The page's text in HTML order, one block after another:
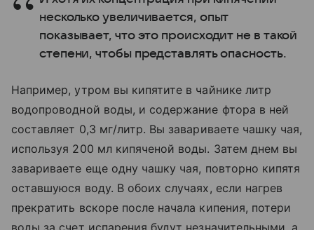
несколько увеличивается, опыт
показывает, что это происходит не в такой
степени, чтобы представлять опасность.
Например, утром вы кипятите в чайнике литр
водопроводной воды, и содержание фтора в ней
составляет 0,3 мг/литр. Вы завариваете чашку чая,
используя 200 мл кипяченой воды. Затем днем вы
завариваете еще одну чашку чая, повторно кипятя
оставшуюся воду. В обоих случаях, если нагрев
прекратить вскоре после начала кипения, потери